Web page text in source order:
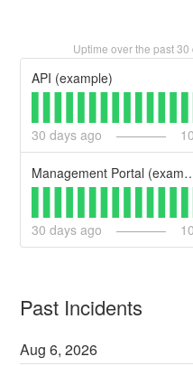
Uptime over the past30
API (example)
30 days ago
Management
30 days ago
Past Incidents
Aug6,2026